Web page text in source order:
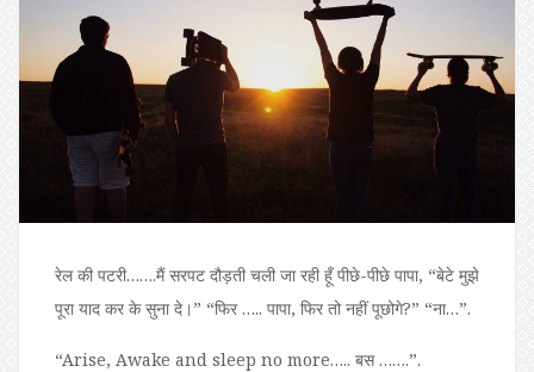
रेल की पटरी…….मैं सरपट दौड़ती चली जा रही हूँ पीछे-पीछे पापा, “बेटे मुझे
पूरा याद कर के सुना दे।” “फिर ….. पापा, फिर तो नहीं पूछोगे?” “ना…”.
“Arise, Awake and sleep no more….. बस …….”.